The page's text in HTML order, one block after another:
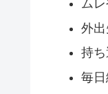
ム
外
持
毎